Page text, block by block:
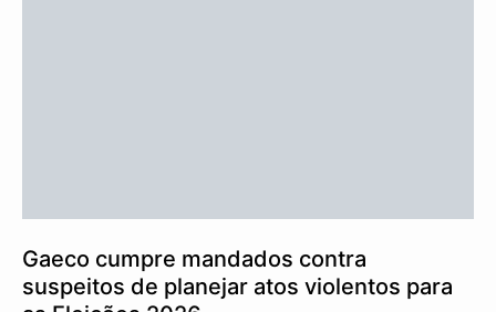
Gaeco cumpre mandados contra
suspeitos de planejar atos violentos para